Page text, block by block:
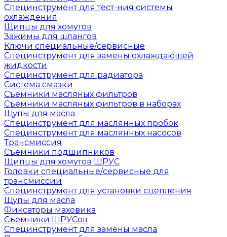
Специнструмент для тест-ния системы
охлаждения
Щипцы для хомутов
Зажимы для шлангов
Ключи специальные/сервисные
Специнструмент для замены охлаждающей
жидкости
Специнструмент для радиатора
Система смазки
Съемники масляных фильтров
Съемники масляных фильтров в наборах
Щупы для масла
Специнструмент для маслянных пробок
Специнструмент для маслянных насосов
Трансмиссия
Съемники подшипников
Щипцы для хомутов ШРУС
Головки специальные/сервисные для
трансмиссии
Специнструмент для установки сцепления
Щупы для масла
Фиксаторы маховика
Съемники ШРУСов
Специнструмент для замены масла